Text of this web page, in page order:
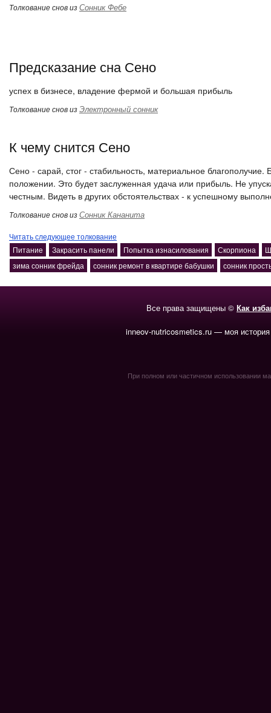
Толкование снов изСонник Фебе
Предсказание сна Сено
успех в бизнесе, владение фермой и большая прибыль
Толкование снов изЭлектронный сонник
К чему снится Сено
Сено - сарай, стог - стабильность, материальное
положении. Это будет заслуженная удача или прибыль. Не
честным. Видеть в других обстоятельствах - к успешному
Толкование снов изСонник Кананита
Читать следующее толкование
Питание
Закрасить панели Попытка изнасилования Скорпиона
зима сонник фрейда
сонник ремонт в квартире бабушки сонник
Все права защищены © Как
inneov-nutricosmetics.ru — моя
При полном или частичном использовании